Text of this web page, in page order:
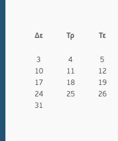
Δε Τρ Τε
3
4 5
10
11 12
17
18 19
24
25 26
31